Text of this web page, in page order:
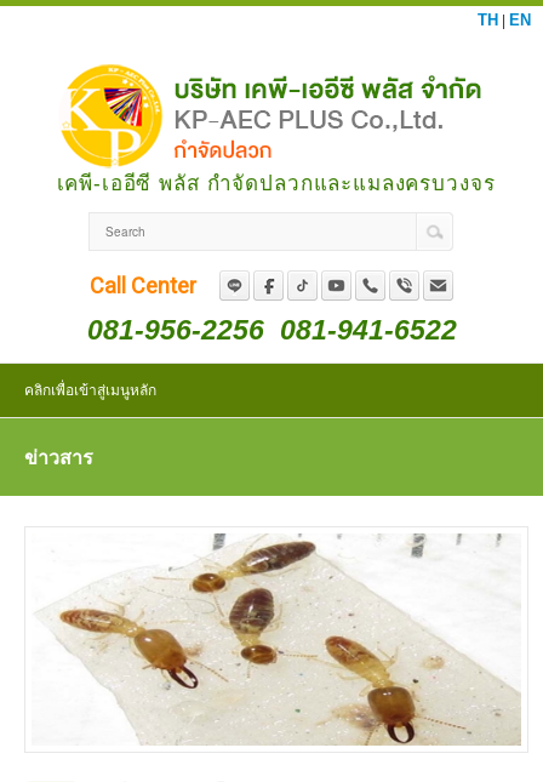
TH EN
เคพี-เออีซี พลัส กำจัดปลวกและแมลงครบวงจร
Call Center
081-956-2256 081-941-6522
คลิกเพื่อเข้าสู่เมนูหลัก
ข่าวสาร